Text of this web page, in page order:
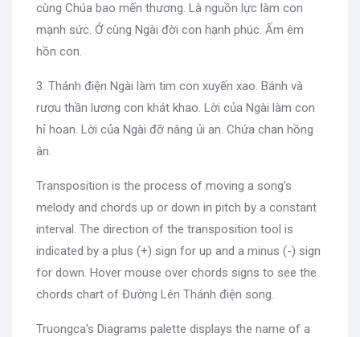
cùng Chúa bao mến thương. Là nguồn lực làm con
mạnh sức. Ở cùng Ngài đời con hạnh phúc. Ấm êm
hồn con.
3. Thánh điện Ngài làm tim con xuyến xao. Bánh và
rượu thần lương con khát khao. Lời của Ngài làm con
hỉ hoan. Lời của Ngài đỡ nâng ủi an. Chứa chan hồng
ân.
Transposition is the process of moving a song's
melody and chords up or down in pitch by a constant
interval. The direction of the transposition tool is
indicated by a plus (+) sign for up and a minus (-) sign
for down. Hover mouse over chords signs to see the
chords chart of Đường Lên Thánh điện song.
Truongca's Diagrams palette displays the name of a